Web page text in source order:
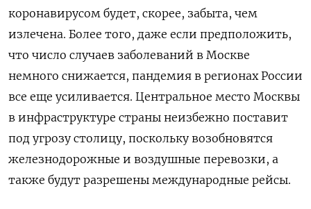
коронавирусом будет, скорее, забыта, чем
излечена. Более того, даже если предположить,
что число случаев заболеваний в Москве
немного снижается, пандемия в регионах России
все еще усиливается. Центральное место Москвы
в инфраструктуре страны неизбежно поставит
под угрозу столицу, поскольку возобновятся
железнодорожные и воздушные перевозки, а
также будут разрешены международные рейсы.